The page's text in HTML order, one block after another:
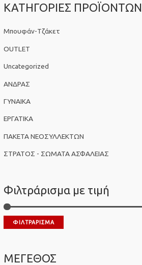
ζ
τ
η
ι
α
ΚΑΤΗΓΟΡΙΕΣ ΠΡΟΪΟΝΤΩΝ
Μπουφάν-Τζάκετ
OUTLET
Uncategorized
ΑΝΔΡΑΣ
ΓΥΝΑΙΚΑ
ΕΡΓΑΤΙΚΑ
ΠΑΚΕΤΑ ΝΕΟΣΥΛΛΕΚΤΩΝ
ΣΤΡΑΤΟΣ - ΣΩΜΑΤΑ ΑΣΦΑΛΕΙΑΣ
Φιλτράρισμα με τιμή
ΦΙΛΤΡΆΡΙΣΜΑ
ΜΕΓΕΘΟΣ